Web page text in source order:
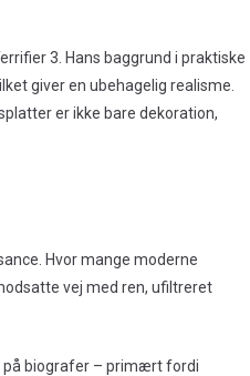
3. Hans baggrund i praktiske
giver en ubehagelig realisme.
er ikke bare dekoration,
Hvor mange moderne
vej med ren, ufiltreret
på biografer – primært fordi